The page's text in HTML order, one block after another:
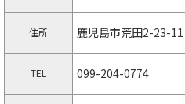
住所 鹿児島市荒田2-23-11
TEL 099-204-0774